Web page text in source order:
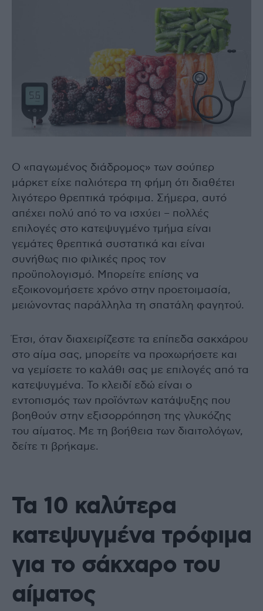
Ο «παγωμένος διάδρομος» των σούπερ
μάρκετ είχε παλιότερα τη φήμη ότι διαθέτει
λιγότερο θρεπτικά τρόφιμα. Σήμερα, αυτό
απέχει πολύ από το να ισχύει – πολλές
επιλογές στο κατεψυγμένο τμήμα είναι
γεμάτες θρεπτικά συστατικά και είναι
συνήθως πιο φιλικές προς τον
προϋπολογισμό. Μπορείτε επίσης να
εξοικονομήσετε χρόνο στην προετοιμασία,
μειώνοντας παράλληλα τη σπατάλη φαγητού.
Έτσι, όταν διαχειρίζεστε τα επίπεδα σακχάρου
στο αίμα σας, μπορείτε να προχωρήσετε και
να γεμίσετε το καλάθι σας με επιλογές από τα
κατεψυγμένα. Το κλειδί εδώ είναι ο
εντοπισμός των προϊόντων κατάψυξης που
βοηθούν στην εξισορρόπηση της γλυκόζης
του αίματος. Με τη βοήθεια των διαιτολόγων,
δείτε τι βρήκαμε.
Τα 10 καλύτερα
κατεψυγμένα τρόφιμα
για το σάκχαρο του
αίματος